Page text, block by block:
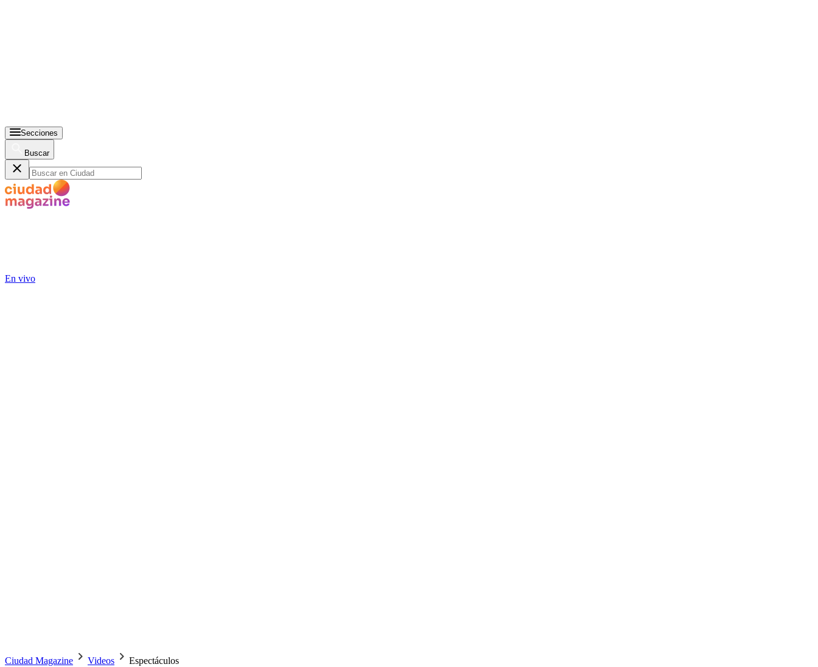
Secciones
Buscar
En vivo
Ciudad Magazine Videos Espectáculos